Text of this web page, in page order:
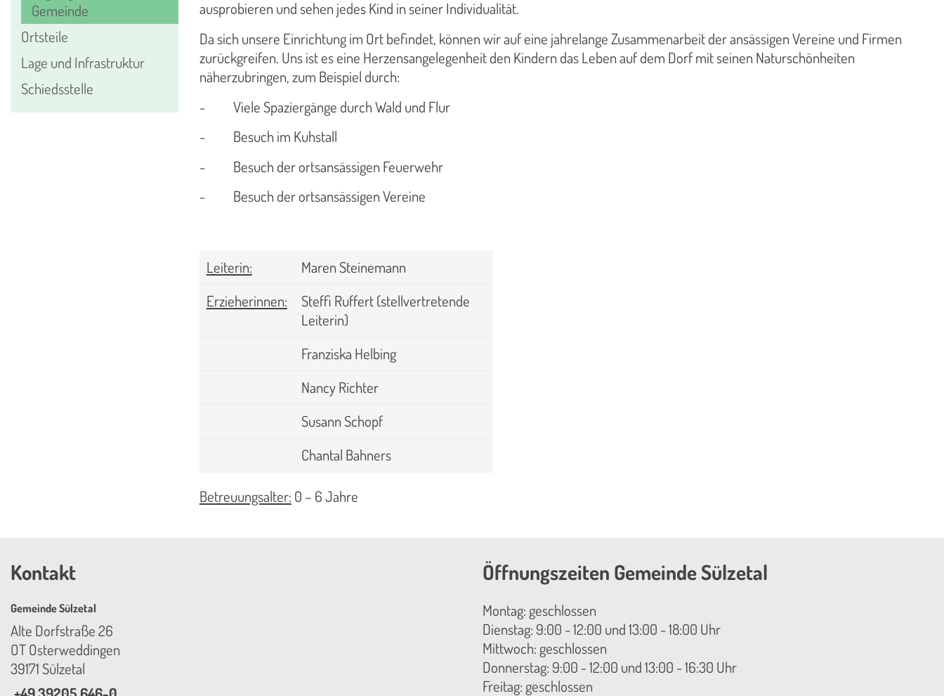
Gemeinde
Ortsteile
Lage und Infrastruktur
Schiedsstelle
ausprobieren und sehen jedes Kind in seiner Individualität.
Da sich unsere Einrichtung im Ort befindet, können wir auf eine jahrelange Zusammenarbeit der ansässigen Vereine und Firmen
zurückgreifen. Uns ist es eine Herzensangelegenheit den Kindern das Leben auf dem Dorf mit seinen Naturschönheiten
näherzubringen, zum Beispiel durch:
-
Viele Spaziergänge durch Wald und Flur
-
Besuch im Kuhstall
-
Besuch der ortsansässigen Feuerwehr
-
Besuch der ortsansässigen Vereine
Leiterin:
Maren Steinemann
Erzieherinnen:
Steffi Ruffert (stellvertretende
Leiterin)
Franziska Helbing
Nancy Richter
Susann Schopf
Chantal Bahners
Betreuungsalter: 0 – 6 Jahre
Kontakt
Gemeinde Sülzetal
Alte Dorfstraße 26
OT Osterweddingen
39171 Sülzetal
Öffnungszeiten Gemeinde Sülzetal
Montag: geschlossen
Dienstag: 9:00 - 12:00 und 13:00 - 18:00 Uhr
Mittwoch: geschlossen
Donnerstag: 9:00 - 12:00 und 13:00 - 16:30 Uhr
Freitag: geschlossen